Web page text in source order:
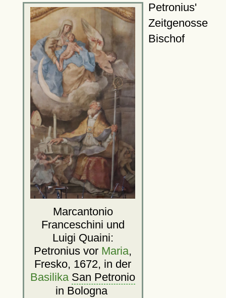
Marcantonio
Franceschini und
Luigi Quaini:
Petronius vor Maria,
Fresko, 1672, in der
Basilika San Petronio
in Bologna
Petronius'
Zeitgenosse
Bischof